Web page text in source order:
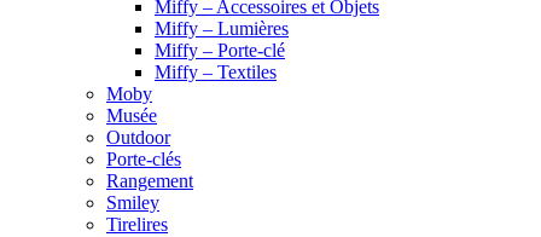
Miffy – Accessoires et Objets
Miffy – Lumières
Miffy – Porte-clé
Miffy – Textiles
Moby
Musée
Outdoor
Porte-clés
Rangement
Smiley
Tirelires